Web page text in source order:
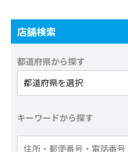
店舗検索
都道府県から探す
キーワードから探す